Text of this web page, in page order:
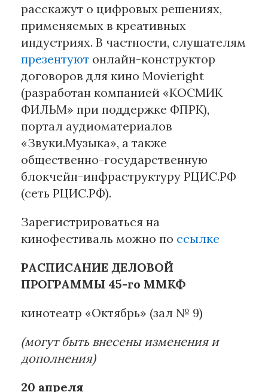
расскажут о цифровых решениях,
применяемых в креативных
индустриях. В частности, слушателям
презентуют онлайн-конструктор
договоров для кино Movieright
(разработан компанией «КОСМИК
ФИЛЬМ» при поддержке ФПРК),
портал аудиоматериалов
«Звуки.Музыка», а также
общественно-государственную
блокчейн-инфраструктуру РЦИС.РФ
(сеть РЦИС.РФ).
Зарегистрироваться на
кинофестиваль можно по ссылке
РАСПИСАНИЕ ДЕЛОВОЙ
ПРОГРАММЫ 45-го ММКФ
кинотеатр «Октябрь» (зал № 9)
(могут быть внесены изменения и
дополнения)
20 апреля